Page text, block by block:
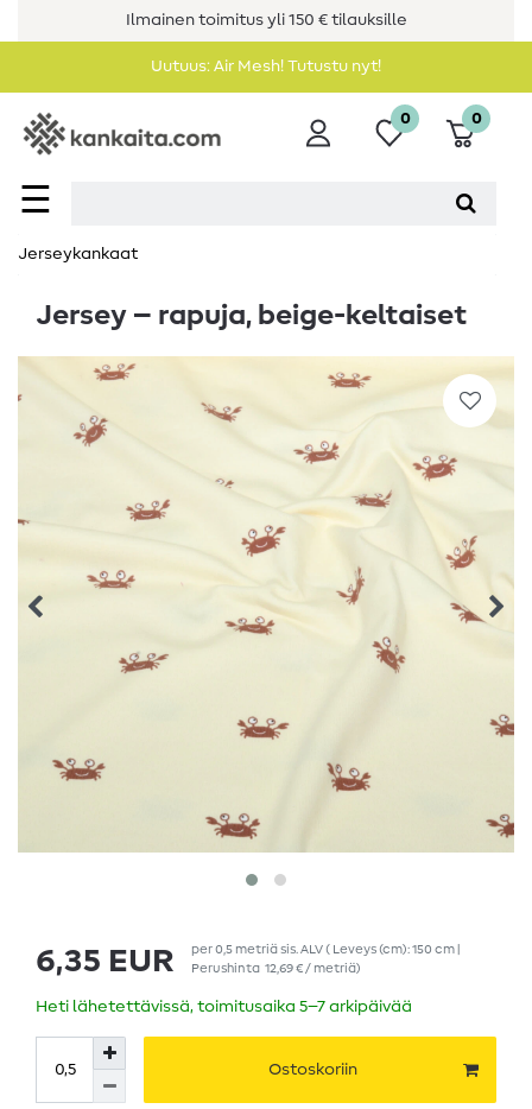
Ilmainen toimitus yli 150 € tilauksille
Uutuus: Air Mesh! Tutustu nyt!
☰
0 0
Jerseykankaat
Jersey – rapuja, beige-keltaiset
6,35 EUR per0,5 metriäsis. ALV( Leveys (cm): 150 cm |
Perushinta 12,69 € / metriä)
Heti lähetettävissä, toimitusaika 5–7 arkipäivää
Ostoskoriin